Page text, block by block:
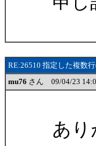
RE:26510 指定した複数
mu76 さん 09/04/23
あ